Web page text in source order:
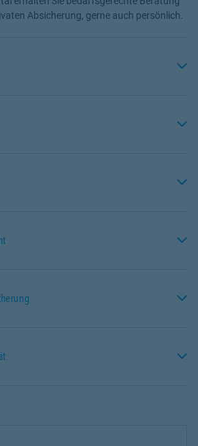
Absicherung, gerne auch persönlich.